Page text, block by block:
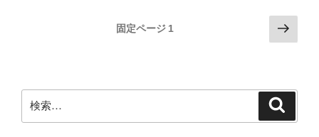
ー
ジ
固定ページ 1
次
の
ジ
索: